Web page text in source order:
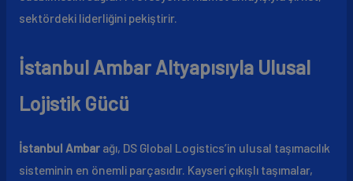
sektördeki liderliğini pekiştirir.
İstanbul Ambar Altyapısıyla Ulusal
Lojistik Gücü
İstanbul Ambarağı, DS Global Logistics’in ulusal taşımacılık
sisteminin en önemli parçasıdır. Kayseri çıkışlı taşımalar,